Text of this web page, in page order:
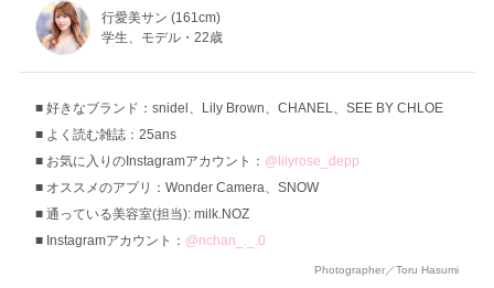
行愛美サン (161cm)
学生、モデル・22歳
好きなブランド：snidel、Lily Brown、CHANEL、SEE BY CHLOE
よく読む雑誌：25ans
お気に入りのInstagramアカウント： @lilyrose_depp
オススメのアプリ：Wonder Camera、SNOW
通っている美容室(担当): milk.NOZ
Instagramアカウント： @nchan_._.0
Photographer／Toru Hasumi